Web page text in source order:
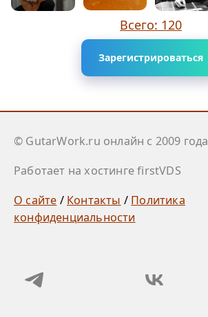
Всего: 120
Зарегистрироваться
© GutarWork.ru онлайн c 2009 года
Работает на хостинге firstVDS
О сайте / Контакты / Политика
конфиденциальности